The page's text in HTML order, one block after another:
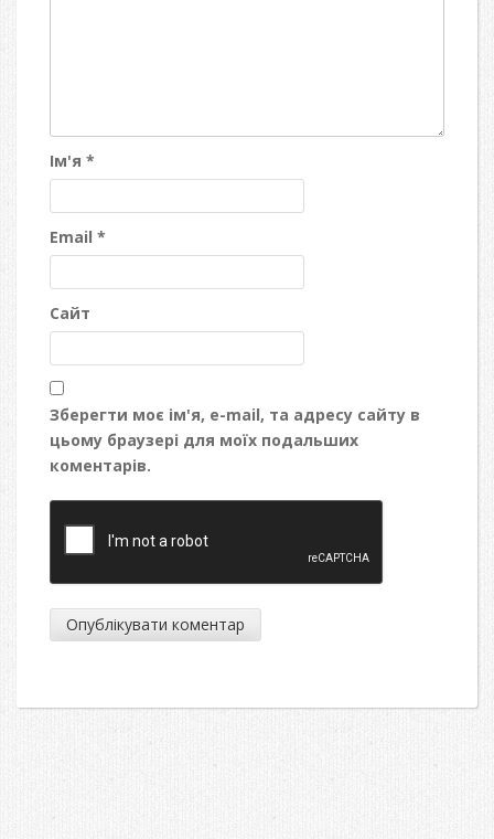
Ім'я *
Email *
Сайт
Зберегти моє ім'я, e-mail, та адресу сайту в
цьому браузері для моїх подальших
коментарів.